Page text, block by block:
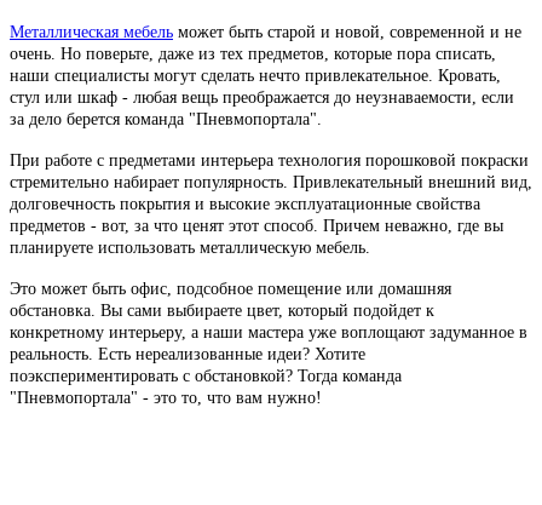
Металлическая мебель может быть старой и новой, современной и не
очень. Но поверьте, даже из тех предметов, которые пора списать,
наши специалисты могут сделать нечто привлекательное. Кровать,
стул или шкаф - любая вещь преображается до неузнаваемости, если
за дело берется команда "Пневмопортала".
При работе с предметами интерьера технология порошковой покраски
стремительно набирает популярность. Привлекательный внешний вид,
долговечность покрытия и высокие эксплуатационные свойства
предметов - вот, за что ценят этот способ. Причем неважно, где вы
планируете использовать металлическую мебель.
Это может быть офис, подсобное помещение или домашняя
обстановка. Вы сами выбираете цвет, который подойдет к
конкретному интерьеру, а наши мастера уже воплощают задуманное в
реальность. Есть нереализованные идеи? Хотите
поэкспериментировать с обстановкой? Тогда команда
"Пневмопортала" - это то, что вам нужно!